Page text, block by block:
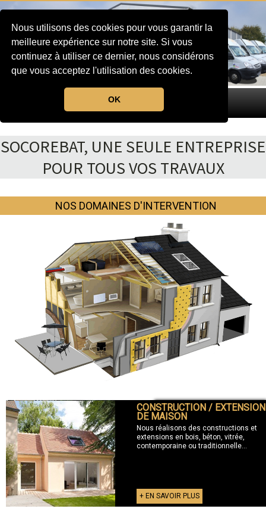
Nous utilisons des cookies pour vous garantir la
meilleure expérience sur notre site. Si vous
continuez à utiliser ce dernier, nous considérons
que vous acceptez l'utilisation des cookies.
OKMENU
SOCOREBAT, UNE SEULE ENTREPRISE
POUR TOUS VOS TRAVAUX
NOS DOMAINES D'INTERVENTION
+ CONSTRUCTION / EXTENSION
CONSTRUCTION / EXTENSION
DE MAISON
Nous réalisons des constructions et
extensions en bois, béton, vitrée,
contemporaine ou traditionnelle...
+ EN SAVOIR PLUS